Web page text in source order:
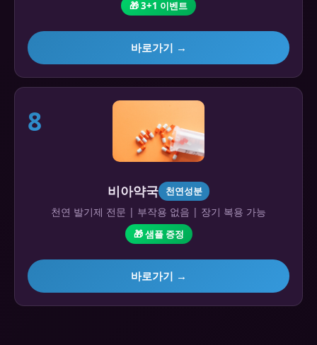
🎁 3+1 이벤트
바로가기 →
8
비아약국 천연성분
천연 발기제 전문 | 부작용 없음 | 장기 복용 가능
🎁 샘플 증정
바로가기 →